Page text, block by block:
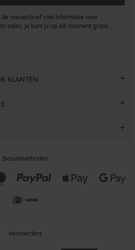
nieuwsbrief met informatie over
sales. Je kunt je op elk moment gratis
KLANTEN
Betaalmethoden
Vervoerders